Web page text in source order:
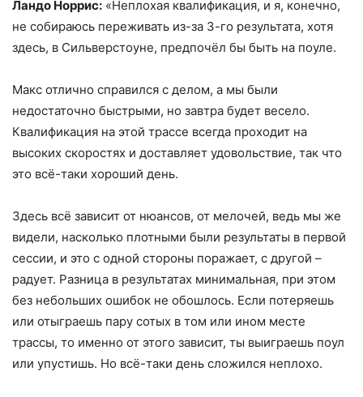
Ландо Норрис: «Неплохая квалификация, и я, конечно,
не собираюсь переживать из-за 3-го результата, хотя
здесь, в Сильверстоуне, предпочёл бы быть на поуле.
Макс отлично справился с делом, а мы были
недостаточно быстрыми, но завтра будет весело.
Квалификация на этой трассе всегда проходит на
высоких скоростях и доставляет удовольствие, так что
это всё-таки хороший день.
Здесь всё зависит от нюансов, от мелочей, ведь мы же
видели, насколько плотными были результаты в первой
сессии, и это с одной стороны поражает, с другой –
радует. Разница в результатах минимальная, при этом
без небольших ошибок не обошлось. Если потеряешь
или отыграешь пару сотых в том или ином месте
трассы, то именно от этого зависит, ты выиграешь поул
или упустишь. Но всё-таки день сложился неплохо.